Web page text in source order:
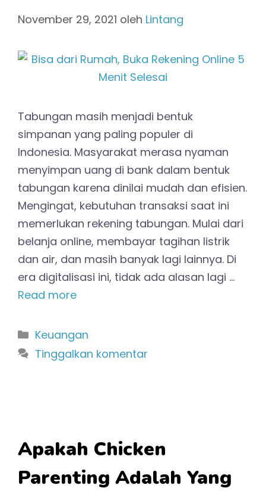
November 29, 2021 oleh Lintang
Tabungan masih menjadi bentuk
simpanan yang paling populer di
Indonesia. Masyarakat merasa nyaman
menyimpan uang di bank dalam bentuk
tabungan karena dinilai mudah dan efisien.
Mengingat, kebutuhan transaksi saat ini
memerlukan rekening tabungan. Mulai dari
belanja online, membayar tagihan listrik
dan air, dan masih banyak lagi lainnya. Di
era digitalisasi ini, tidak ada alasan lagi …
Read more
Kategori
Keuangan
Tinggalkan komentar
Apakah Chicken
Parenting Adalah Yang